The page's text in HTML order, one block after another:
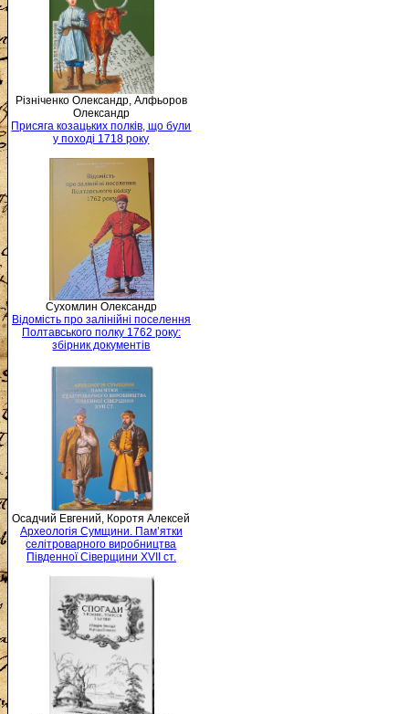
Різніченко Олександр, Алфьоров
Олександр
Присяга козацьких полків, що були
у поході 1718 року
Сухомлин Олександр
Відомість про залінійні поселення
Полтавського полку 1762 року:
збірник документів
Осадчий Евгений, Коротя Алексей
Археологія Сумщини. Пам’ятки
селітроварного виробництва
Південної Сіверщини XVII ст.